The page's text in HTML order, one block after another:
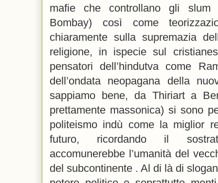
mafie che controllano gli slum
Bombay) così come
chiaramente sulla supremazia
religione, in ispecie sul
pensatori dell’hindutva come
dell’ondata neopagana della
sappiamo bene, da Thiriart a
prettamente massonica) si sono
politeismo indù come la miglior
futuro, ricordando il
accomunerebbe l’umanità del
del subcontinente . Al di là di